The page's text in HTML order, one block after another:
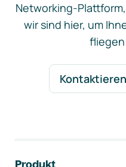
Networking-
wir sind hier, um
fliegen